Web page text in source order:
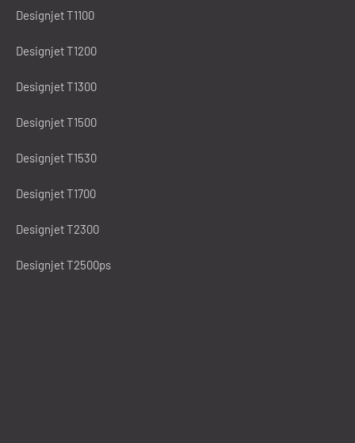
Designjet T1100
Designjet T1200
Designjet T1300
Designjet T1500
Designjet T1530
Designjet T1700
Designjet T2300
Designjet T2500ps